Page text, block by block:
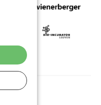
Cookies